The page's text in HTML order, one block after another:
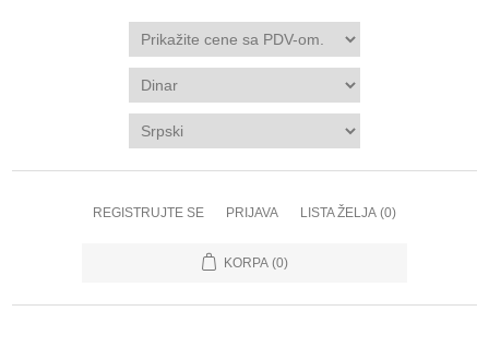
REGISTRUJTE SE PRIJAVA LISTA ŽELJA (0)
KORPA (0)